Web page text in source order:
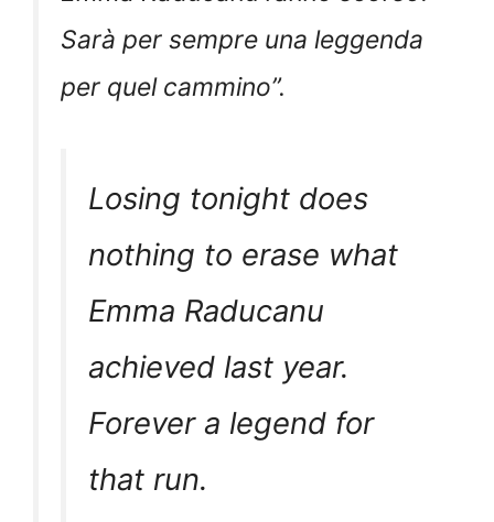
Sarà per sempre una leggenda
per quel cammino”.
Losing tonight does
nothing to erase what
Emma Raducanu
achieved last year.
Forever a legend for
that run.